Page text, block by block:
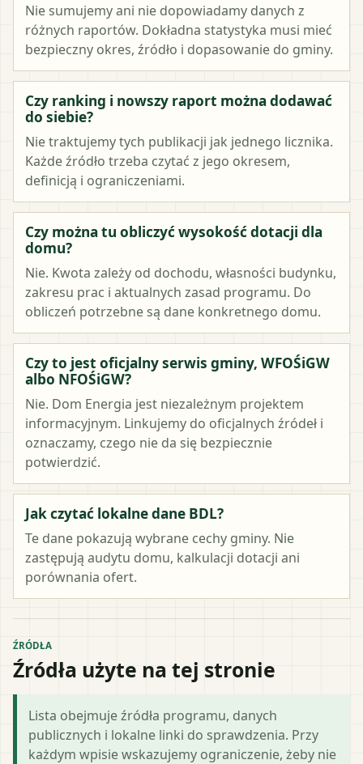
Nie sumujemy ani nie dopowiadamy danych z
różnych raportów. Dokładna statystyka musi mieć
bezpieczny okres, źródło i dopasowanie do gminy.
Czy ranking i nowszy raport można dodawać
do siebie?
Nie traktujemy tych publikacji jak jednego licznika.
Każde źródło trzeba czytać z jego okresem,
definicją i ograniczeniami.
Czy można tu obliczyć wysokość dotacji dla
domu?
Nie. Kwota zależy od dochodu, własności budynku,
zakresu prac i aktualnych zasad programu. Do
obliczeń potrzebne są dane konkretnego domu.
Czy to jest oficjalny serwis gminy, WFOŚiGW
albo NFOŚiGW?
Nie. Dom Energia jest niezależnym projektem
informacyjnym. Linkujemy do oficjalnych źródeł i
oznaczamy, czego nie da się bezpiecznie
potwierdzić.
Jak czytać lokalne dane BDL?
Te dane pokazują wybrane cechy gminy. Nie
zastępują audytu domu, kalkulacji dotacji ani
porównania ofert.
ŹRÓDŁA
Źródła użyte na tej stronie
Lista obejmuje źródła programu, danych
publicznych i lokalne linki do sprawdzenia. Przy
każdym wpisie wskazujemy ograniczenie, żeby nie